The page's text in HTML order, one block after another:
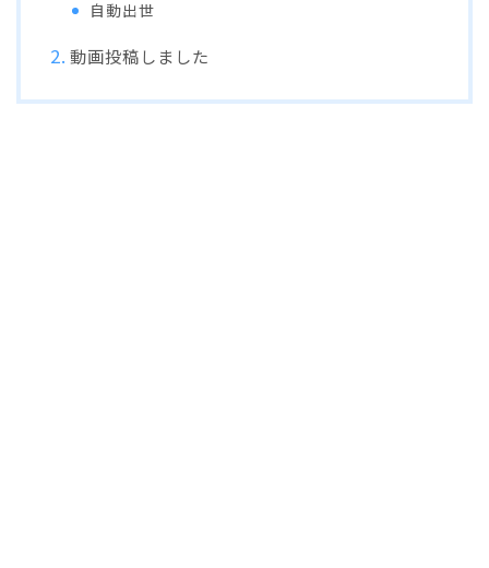
自動出世
動画投稿しました